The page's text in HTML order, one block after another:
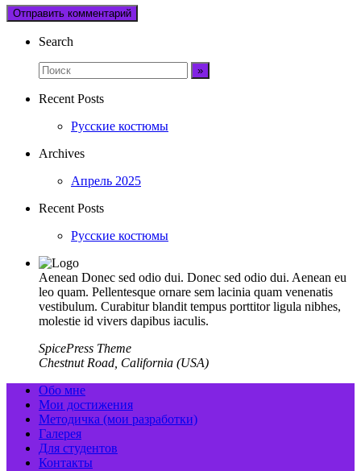
Search
Recent Posts
Русские костюмы
Archives
Апрель 2025
Recent Posts
Русские костюмы
Aenean Donec sed odio dui. Donec sed odio dui. Aenean eu
leo quam. Pellentesque ornare sem lacinia quam venenatis
vestibulum. Curabitur blandit tempus porttitor ligula nibhes,
molestie id vivers dapibus iaculis.
SpicePress Theme
Chestnut Road, California (USA)
Обо мне
Мои достижения
Методичка (мои разработки)
Галерея
Для студентов
Контакты